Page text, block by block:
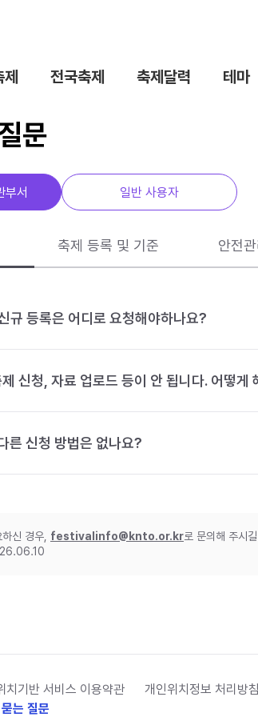
전국축제 축제달력 테마
문
부서 일반 사용자
축제 등록 및 기준 안전
규 등록은 어디로 요청해야하나요?
신청, 자료 업로드 등이 안 됩니다. 어떻게
른 신청 방법은 없나요?
신 경우, festivalinfo@knto.or.kr로 문의해 주시
치기반 서비스 이용약관 개인위치정보 처리방침
는 질문